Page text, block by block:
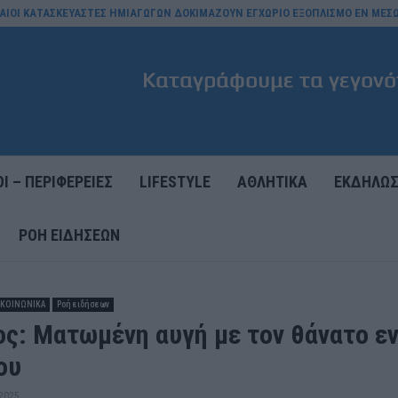
ΚΑΤΑΣΚΕΥΑΣΤΕΣ ΗΜΙΑΓΩΓΩΝ ΔΟΚΙΜΑΖΟΥΝ ΕΓΧΩΡΙΟ ΕΞΟΠΛΙΣΜΟ ΕΝ
– ΠΕΡΙΦΕΡΕΙΕΣ LIFESTYLE ΑΘΛΗΤΙΚΑ
ΡΟΉ ΕΙΔΉΣΕΩΝ
ΚΟΙΝΩΝΙΚΑ Ροή ειδήσεων
Ματωμένη αυγή με τον θάνατο